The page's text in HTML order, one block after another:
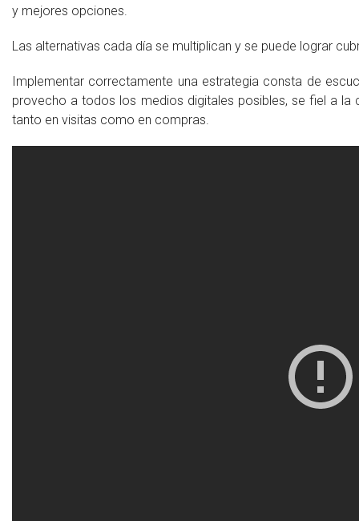
y mejores opciones.
Las alternativas cada día se multiplican y se puede lograr
Implementar correctamente una estrategia consta de
provecho a todos los medios digitales posibles, se fiel a
tanto en visitas como en compras.